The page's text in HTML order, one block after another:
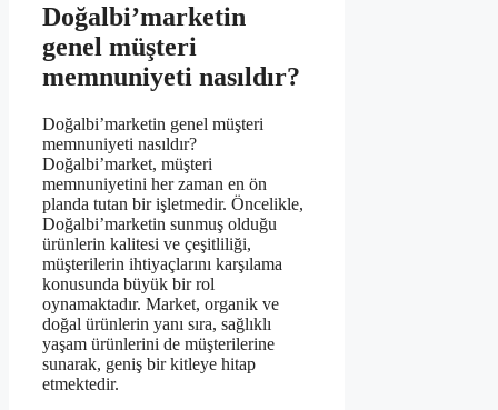
Doğalbi’marketin
genel müşteri
memnuniyeti nasıldır?
Doğalbi’marketin genel müşteri
memnuniyeti nasıldır?
Doğalbi’market, müşteri
memnuniyetini her zaman en ön
planda tutan bir işletmedir. Öncelikle,
Doğalbi’marketin sunmuş olduğu
ürünlerin kalitesi ve çeşitliliği,
müşterilerin ihtiyaçlarını karşılama
konusunda büyük bir rol
oynamaktadır. Market, organik ve
doğal ürünlerin yanı sıra, sağlıklı
yaşam ürünlerini de müşterilerine
sunarak, geniş bir kitleye hitap
etmektedir.